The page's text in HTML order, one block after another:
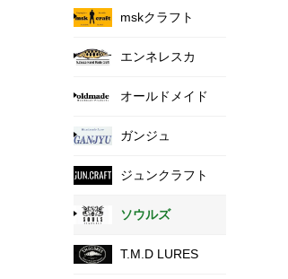
mskクラフト
エンネレスカ
オールドメイド
ガンジュ
ジュンクラフト
ソウルズ
T.M.D LURES